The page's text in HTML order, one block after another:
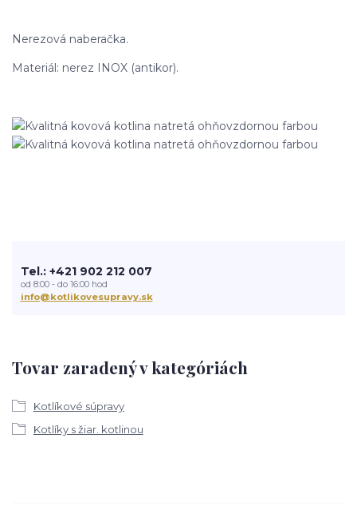
Nerezová naberačka.
Materiál: nerez INOX (antikor).
Tovar zaradený v kategóriách
Kotlíkové súpravy
Kotlíky s žiar. kotlinou
Tel.: +421 902 212 007
od 8:00 - do 16:00 hod
info@kotlikovesupravy.sk